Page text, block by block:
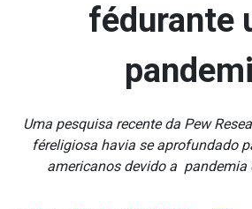
fédurante
Uma pesquisa recente da Pew
féreligiosa havia se aprofundado
americanos devido a pandemia